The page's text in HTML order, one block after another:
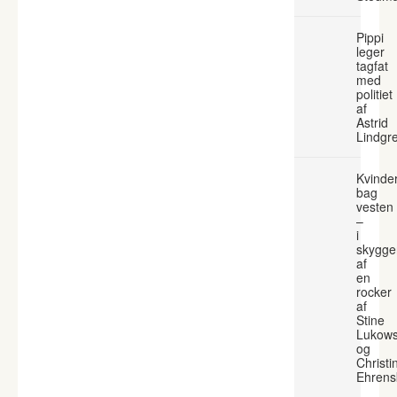
Pippi
leger
tagfat
med
politiet
af
Astrid
bag
vesten
–
i
af
en
rocker
af
Stine
og